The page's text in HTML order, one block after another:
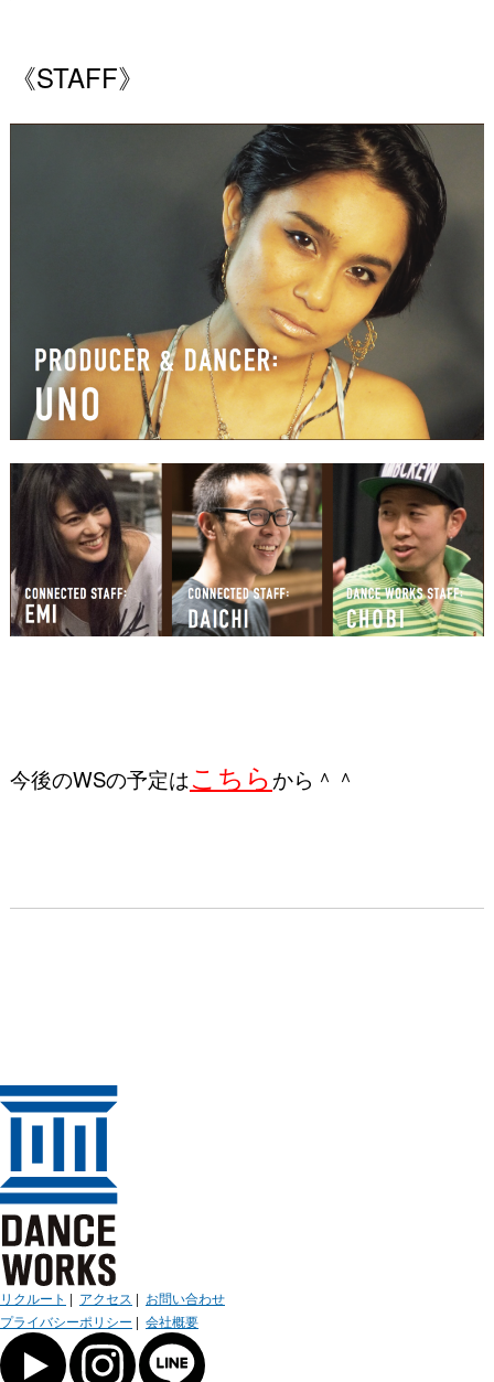
《STAFF》
今後のWSの予定はこちらから＾＾
リクルート | アクセス | お問い合わせ
プライバシーポリシー | 会社概要